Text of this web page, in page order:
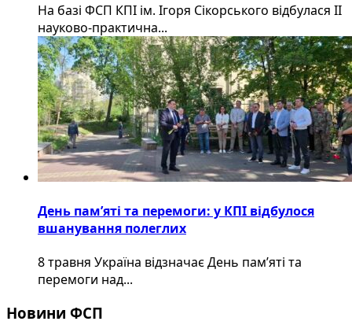
На базі ФСП КПІ ім. Ігоря Сікорського відбулася ІІ
науково-практична...
День пам’яті та перемоги: у КПІ відбулося
вшанування полеглих
8 травня Україна відзначає День пам’яті та
перемоги над...
Новини ФСП